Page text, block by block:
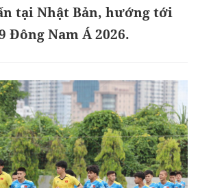
tại Nhật Bản, hướng tới
Đông Nam Á 2026.